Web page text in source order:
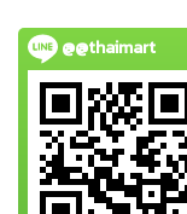
@@thaimart